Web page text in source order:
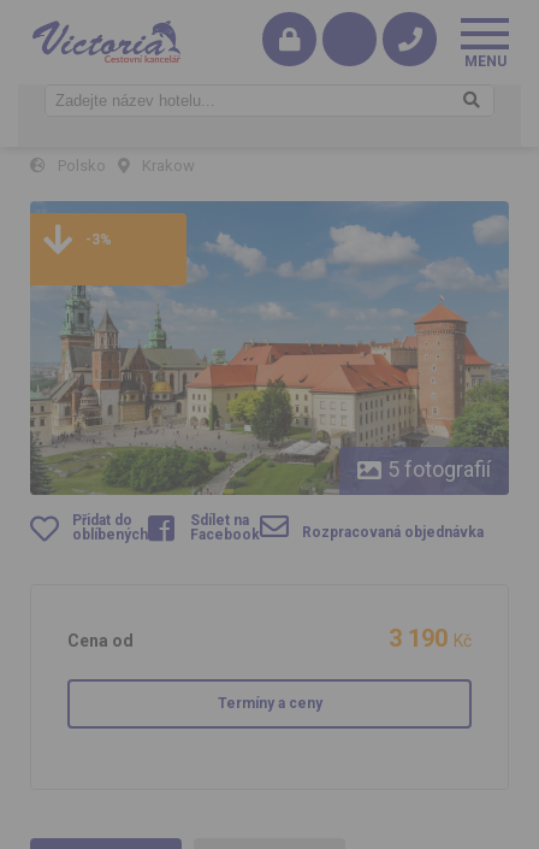
Polsko Krakow
Krakow, Wieliczka a Kaziměř
-3%
5 fotografií
Přidat do
oblíbených
Sdílet na
Facebook
Rozpracovaná objednávka
Cena od 3 190 Kč
Termíny a ceny